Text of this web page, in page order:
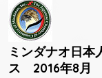
ミンダナオ日本
ス 2016年8月